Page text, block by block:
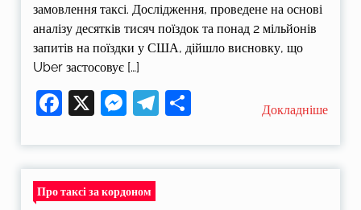
замовлення таксі. Дослідження, проведене на основі
аналізу десятків тисяч поїздок та понад 2 мільйонів
запитів на поїздки у США, дійшло висновку, що
Uber застосовує […]
Facebook
X Messenger
Telegram
Поділитися
Докладніше
Про таксі за кордоном